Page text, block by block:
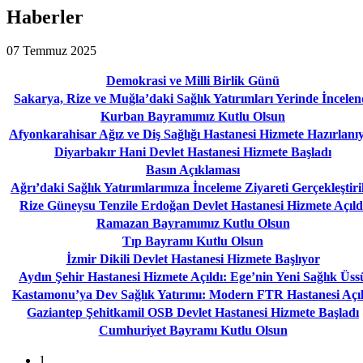
Haberler
07 Temmuz 2025
Demokrasi ve Milli Birlik Günü
Sakarya, Rize ve Muğla’daki Sağlık Yatırımları Yerinde
Kurban Bayramımız Kutlu Olsun
Afyonkarahisar Ağız ve Diş Sağlığı Hastanesi Hizmete
Diyarbakır Hani Devlet Hastanesi Hizmete Başladı
Basın Açıklaması
Ağrı’daki Sağlık Yatırımlarımıza İnceleme Ziyareti
Rize Güneysu Tenzile Erdoğan Devlet Hastanesi Hizmete
Ramazan Bayramımız Kutlu Olsun
Tıp Bayramı Kutlu Olsun
İzmir Dikili Devlet Hastanesi Hizmete Başlıyor
Aydın Şehir Hastanesi Hizmete Açıldı: Ege’nin Yeni Sağlık
Kastamonu’ya Dev Sağlık Yatırımı: Modern FTR Hastanesi
Gaziantep Şehitkamil OSB Devlet Hastanesi Hizmete Başladı
Cumhuriyet Bayramı Kutlu Olsun